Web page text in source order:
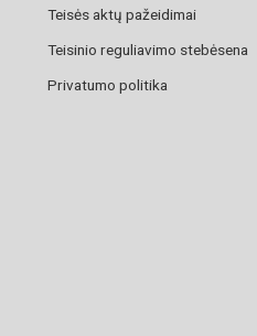
Teisės aktų pažeidimai
Teisinio reguliavimo stebėsena
Privatumo politika